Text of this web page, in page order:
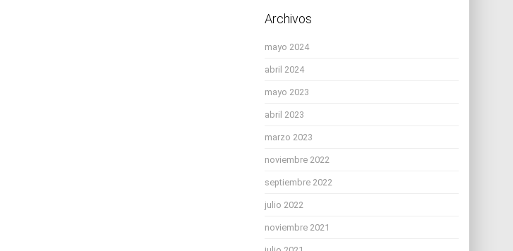
Archivos
mayo 2024
abril 2024
mayo 2023
abril 2023
marzo 2023
noviembre 2022
septiembre 2022
julio 2022
noviembre 2021